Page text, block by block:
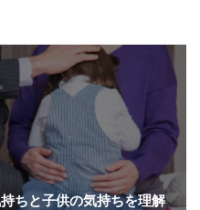
ちと子供の気持ちを理解